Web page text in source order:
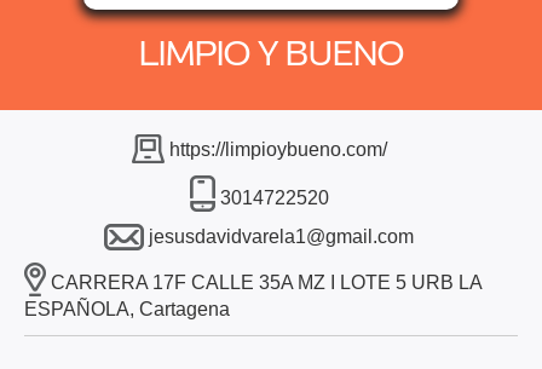
LIMPIO Y BUENO
https://limpioybueno.com/
3014722520
jesusdavidvarela1@gmail.com
CARRERA 17F CALLE 35A MZ I LOTE 5 URB LA
ESPAÑOLA, Cartagena